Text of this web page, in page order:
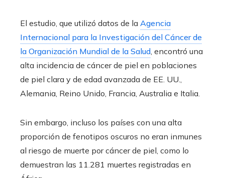
El estudio, que utilizó datos de la Agencia
Internacional para la Investigación del Cáncer de
la Organización Mundial de la Salud, encontró una
alta incidencia de cáncer de piel en poblaciones
de piel clara y de edad avanzada de EE. UU.,
Alemania, Reino Unido, Francia, Australia e Italia.
Sin embargo, incluso los países con una alta
proporción de fenotipos oscuros no eran inmunes
al riesgo de muerte por cáncer de piel, como lo
demuestran las 11.281 muertes registradas en